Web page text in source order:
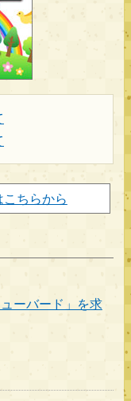
ちらから
ーバード」を求